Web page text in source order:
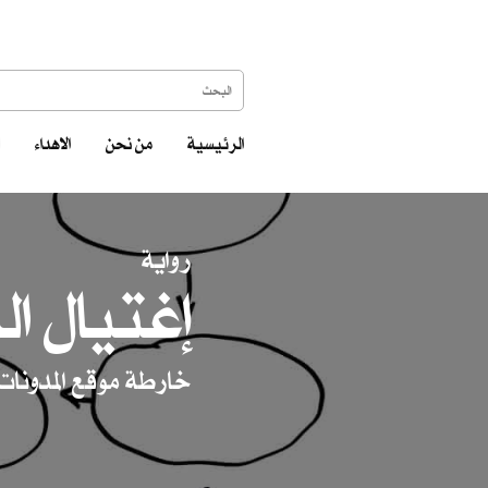
الرئيسية من نحن الاهداء
رواية
إغتيال
خارطة موقع